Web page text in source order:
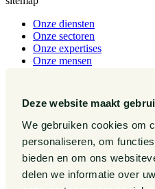
Deze website maakt
We gebruiken cookies om
personaliseren, om
bieden en om ons
delen we informatie over
Onze diensten
Onze sectoren
Onze expertises
Onze mensen
Over ons
Contact
Pieter van Doorne Fonds
Diversiteit, Inclusie en
Internationaal